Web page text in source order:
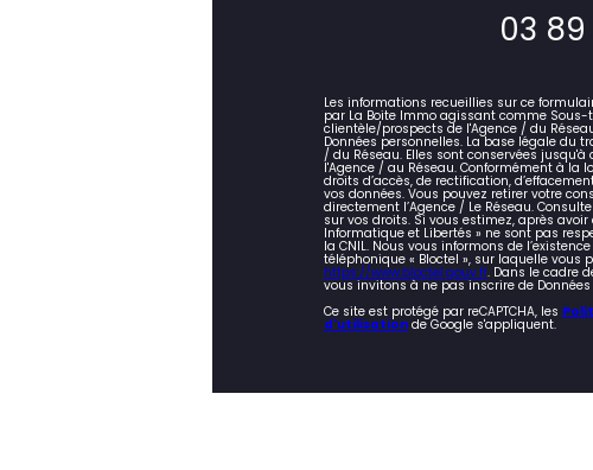
03 89
Les informations recueillies sur ce
par La Boite Immo agissant comme
clientèle/prospects de l'Agence / du
Données personnelles. La base légale du
/ du Réseau. Elles sont conservées
l'Agence / au Réseau. Conformément à la
droits d’accès, de rectification,
vos données. Vous pouvez retirer votre
directement l’Agence / Le Réseau.
sur vos droits. Si vous estimez, après
Informatique et Libertés » ne sont pas
la CNIL. Nous vous informons de
téléphonique « Bloctel », sur laquelle vous
https://www.bloctel.gouv.fr. Dans le cadre
vous invitons à ne pas inscrire de
Ce site est protégé par reCAPTCHA, les
d'utilisationde Google s'appliquent.